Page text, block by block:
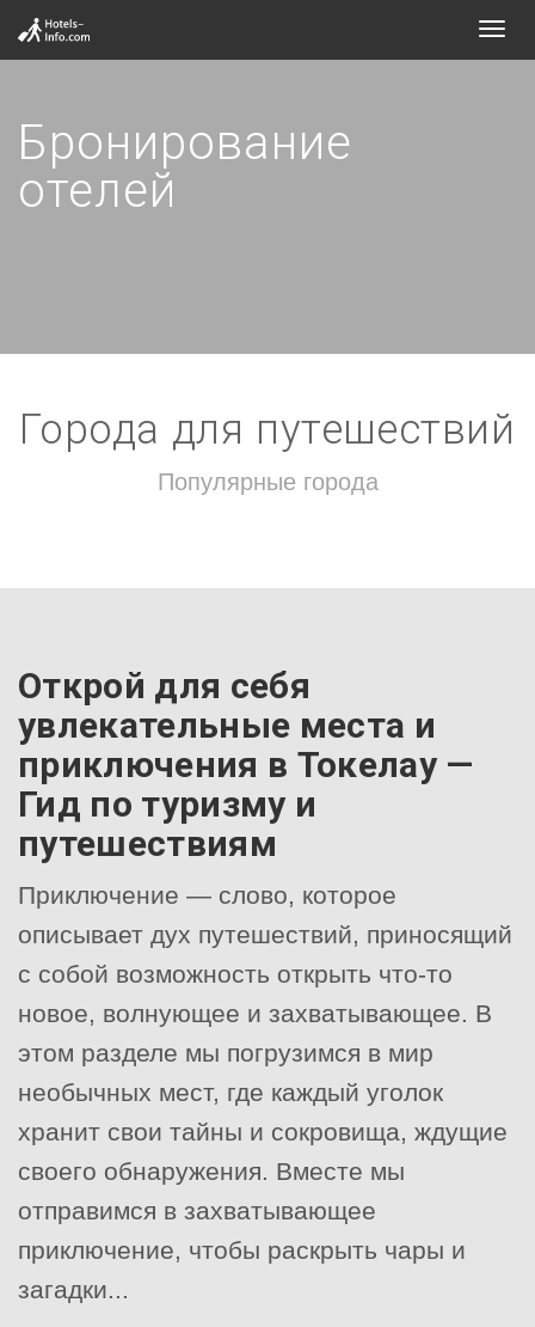
Бронирование
отелей
Города для путешествий
Популярные города
Открой для себя
увлекательные места и
приключения в Токелау —
Гид по туризму и
путешествиям
Приключение — слово, которое
описывает дух путешествий, приносящий
с собой возможность открыть что-то
новое, волнующее и захватывающее. В
этом разделе мы погрузимся в мир
необычных мест, где каждый уголок
хранит свои тайны и сокровища, ждущие
своего обнаружения. Вместе мы
отправимся в захватывающее
приключение, чтобы раскрыть чары и
загадки...